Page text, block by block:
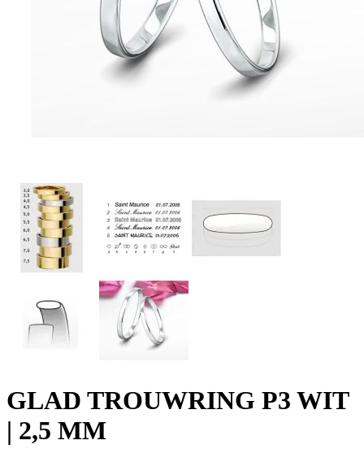
GLAD TROUWRING P3 WIT
| 2,5 MM